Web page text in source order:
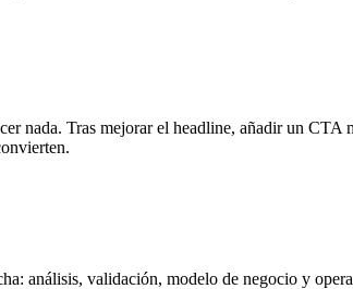
nada. Tras mejorar el headline, añadir un
análisis, validación, modelo de negocio y